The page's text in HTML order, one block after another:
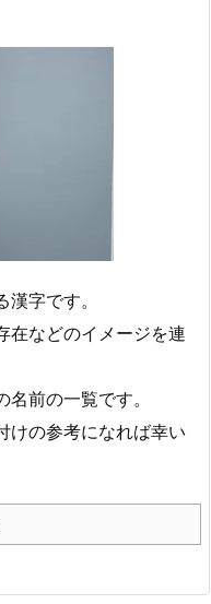
字です。
在などのイメージを連
前の一覧です。
けの参考になれば幸い